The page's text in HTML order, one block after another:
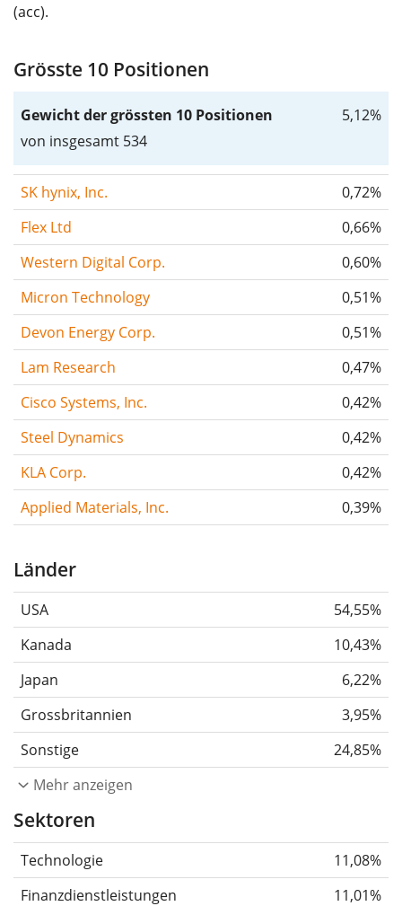
(acc).
Grösste 10 Positionen
Gewicht der grössten 10 Positionen
von insgesamt 534
5,12%
SK hynix, Inc.
0,72%
Flex Ltd
0,66%
Western Digital Corp.
0,60%
Micron Technology
0,51%
Devon Energy Corp.
0,51%
Lam Research
0,47%
Cisco Systems, Inc.
0,42%
Steel Dynamics
0,42%
KLA Corp.
0,42%
Applied Materials, Inc.
0,39%
Länder
USA
54,55%
Kanada
10,43%
Japan
6,22%
Grossbritannien
3,95%
Sonstige
24,85%
Mehr anzeigen
Sektoren
Technologie
11,08%
Finanzdienstleistungen
11,01%